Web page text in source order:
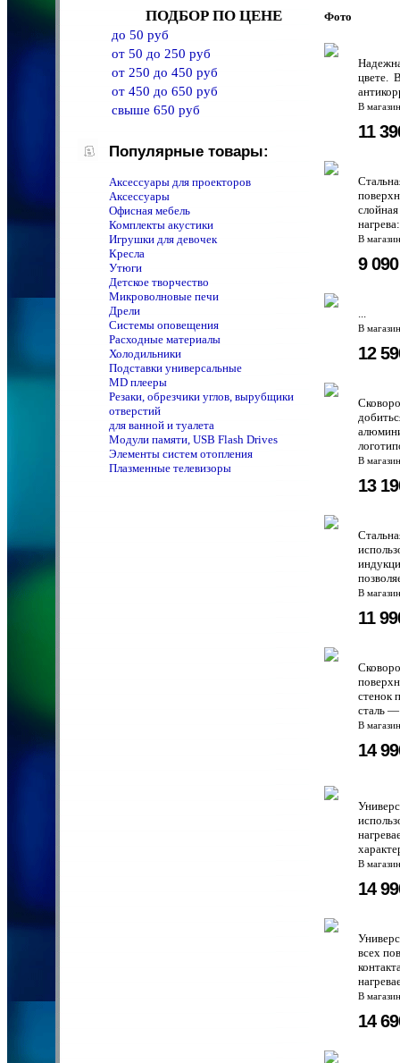
ПОДБОР ПО ЦЕНЕ
до 50 руб
от 50 до 250 руб
от 250 до 450 руб
от 450 до 650 руб
свыше 650 руб
Популярные товары:
Аксессуары для проекторов
Аксессуары
Офисная мебель
Комплекты акустики
Игрушки для девочек
Кресла
Утюги
Детское творчество
Микроволновые печи
Дрели
Системы оповещения
Расходные материалы
Холодильники
Подставки универсальные
MD плееры
Резаки, обрезчики углов, вырубщики
отверстий
для ванной и туалета
Модули памяти, USB Flash Drives
Элементы систем отопления
Плазменные телевизоры
Фото
цвете.
В
11
В
9
...
В
12
В
13
В
11
стенок
сталь
В
14
В
14
всех
В
14